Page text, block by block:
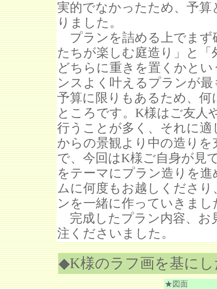
実的でなかったため、予
りました。
プランを詰める上でまず
たちが楽しむ庭造り」と
どちらに重きを置くかと
ンスよく叶えるプランが
予算に限りもあるため、
ところです。K様はご友人
行うことが多く、それに
からの景観より中の造り
で、今回はK様ご自身が見
をテーマにプラン造りを
ムに何度もお越しくださ
ンを一緒に作っていきまし
完成したプラン内容、お
注くださいました。
◆K様のラフ画を基に
★図面